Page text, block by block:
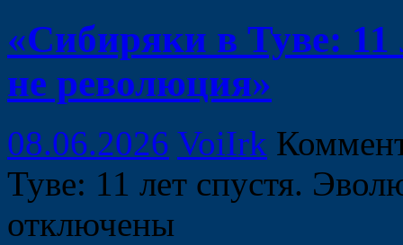
«Сибиряки в Туве: 11
не революция»
08.06.2026 VoiIrk
Туве: 11 лет спустя.
отключены